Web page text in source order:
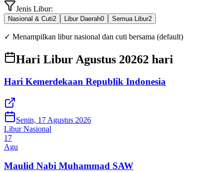
Jenis Libur:
Nasional & Cuti2 Libur Daerah0 Semua Libur2
✓ Menampilkan libur nasional dan cuti bersama (default)
Hari Libur Agustus 20262 hari
Hari Kemerdekaan Republik Indonesia
Senin, 17 Agustus 2026
Libur Nasional
17
Agu
Maulid Nabi Muhammad SAW